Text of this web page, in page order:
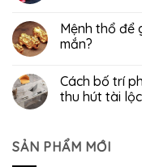
Mệnh thổ để
mắn?
Cách bố trí
thu hút tài
SẢN PHẨM MỚI